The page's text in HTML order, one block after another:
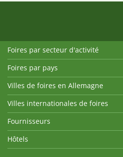
Foires par secteur d'activité
Foires par pays
Villes de foires en Allemagne
Villes internationales de foires
Fournisseurs
Hôtels